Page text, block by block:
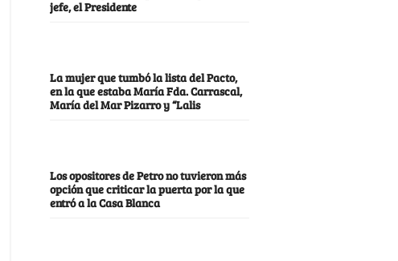
jefe, el Presidente
La mujer que tumbó la lista del Pacto,
en la que estaba María Fda. Carrascal,
María del Mar Pizarro y “Lalis
Los opositores de Petro no tuvieron más
opción que criticar la puerta por la que
entró a la Casa Blanca